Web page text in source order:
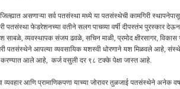
जिल्ह्यात असणाऱ्या सर्व पतसंस्था मध्ये या पतसंस्थेची कामगिरी
पतसंस्था फेडरेशनच्या वतीने सलग पाचव्या वर्षी दीपस्तंभ पुरस्कार
व्यवस्थापक संजय ढवळे, सचिन माळी, प्रमोद क्षीरसागर, विकास
पतसंस्थेने आपल्या व्यवसायिक यशस्वी धोरणाने यश मिळवले आहे,
करण्यात आले आहे, कर्ज वसुली दर ९८ टक्के पेक्षा जास्त आहे.
व्यवहार आणि प्रामाणिकपणा याच्या जोरावर तुळजाई पतसंस्थेने